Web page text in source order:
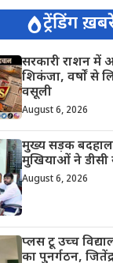
ट्रेंडिंग
सरकारी राशन में
शिकंजा, वर्षों से
वसूली
August 6, 2026
मुख्य सड़क
मुखियाओं ने डीसी
August 6, 2026
प्लस टू उच्च
का पुनर्गठन,